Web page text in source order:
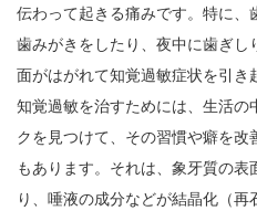
伝わって起きる痛みです。特に、
歯みがきをしたり、夜中に歯ぎ
面がはがれて知覚過敏症状を引き
知覚過敏を治すためには、生活の
クを見つけて、その習慣や癖を改
もあります。それは、象牙質の
り、唾液の成分などが結晶化（